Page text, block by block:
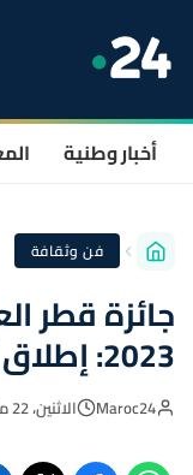
أخبار وطنية
فن وثقافة
جائزة قطر
2023: إطلاق الدورة الرابعة
Maroc24 الاثنين، 22 ماي 2023 - 22:25